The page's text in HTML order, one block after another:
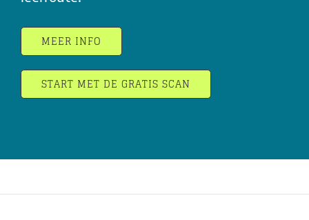
MEER INFO
START MET DE GRATIS SCAN